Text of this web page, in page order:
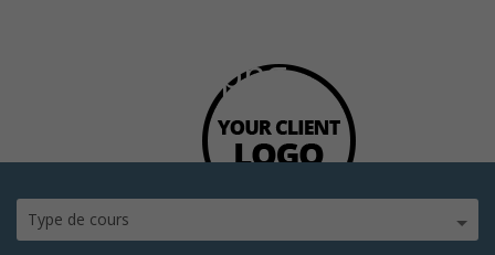
client_dark.png
Type de cours